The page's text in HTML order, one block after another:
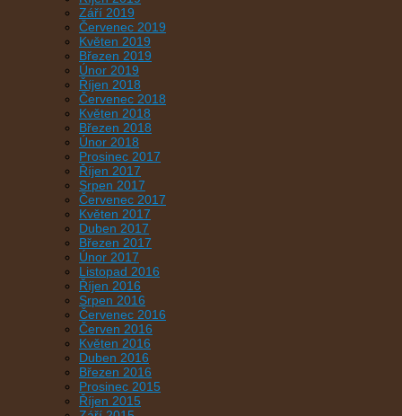
Září 2019
Červenec 2019
Květen 2019
Březen 2019
Únor 2019
Říjen 2018
Červenec 2018
Květen 2018
Březen 2018
Únor 2018
Prosinec 2017
Říjen 2017
Srpen 2017
Červenec 2017
Květen 2017
Duben 2017
Březen 2017
Únor 2017
Listopad 2016
Říjen 2016
Srpen 2016
Červenec 2016
Červen 2016
Květen 2016
Duben 2016
Březen 2016
Prosinec 2015
Říjen 2015